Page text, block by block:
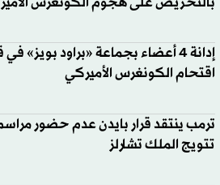
إدانة 4 أعضاء بجماعة «براود بويز»
اقتحام الكونغرس الأميركي
ترمب ينتقد قرار بايدن عدم حضور
تتويج الملك تشارلز